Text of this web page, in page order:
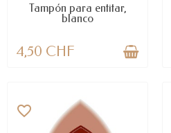
Tampón para entitar,
blanco
4,50 CHF
favorite_border